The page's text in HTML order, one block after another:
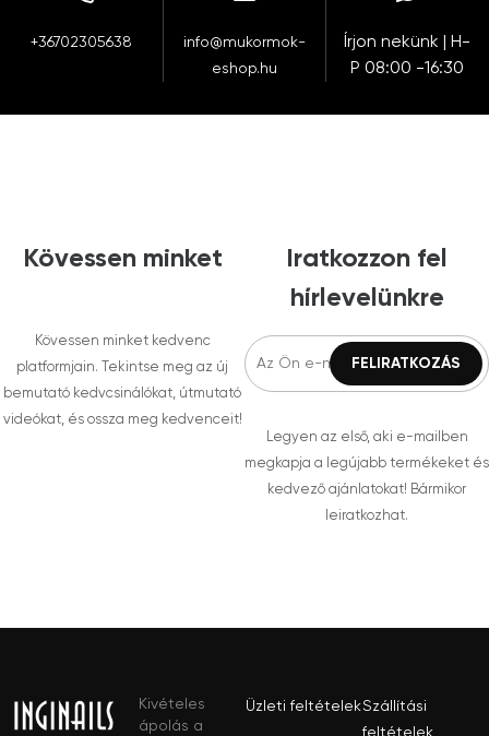
+36702305638
info@mukormok-
eshop.hu
Írjon nekünk | H-
P 08:00 -16:30
Kövessen minket
Kövessen minket kedvenc
platformjain. Tekintse meg az új
bemutató kedvcsinálókat, útmutató
videókat, és ossza meg kedvenceit!
Iratkozzon fel
hírlevelünkre
Legyen az első, aki e-mailben
megkapja a legújabb termékeket és
kedvező ajánlatokat! Bármikor
leiratkozhat.
Kivételes
ápolás a
Üzleti feltételekSzállítási
feltételek